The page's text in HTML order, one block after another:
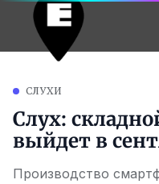
СЛУХИ
Слух:
выйдет в
Производство